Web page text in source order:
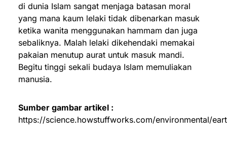
di dunia Islam sangat menjaga batasan moral
yang mana kaum lelaki tidak dibenarkan masuk
ketika wanita menggunakan hammam dan juga
sebaliknya. Malah lelaki dikehendaki memakai
pakaian menutup aurat untuk masuk mandi.
Begitu tinggi sekali budaya Islam memuliakan
manusia.
Sumber gambar artikel :
https://science.howstuffworks.com/environmental/